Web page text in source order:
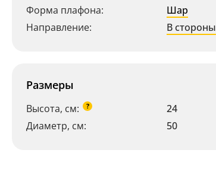
Форма плафона:
Шар
Направление:
В стороны
Размеры
Высота, см: ?
24
Диаметр, см:
50